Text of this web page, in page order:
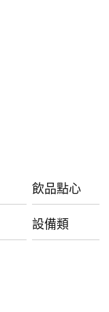
飲品點心
設備類